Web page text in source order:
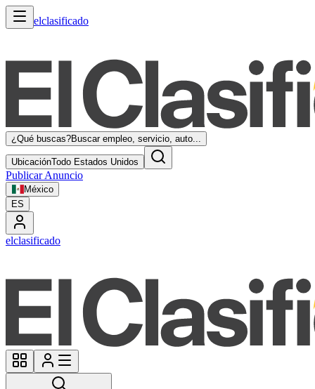
elclasificado
¿Qué buscas?Buscar empleo, servicio, auto...
UbicaciónTodo Estados Unidos
Publicar Anuncio
México
ES
elclasificado